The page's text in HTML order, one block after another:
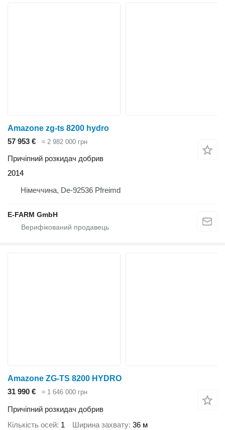
Amazone zg-ts 8200 hydro
57 953 €
≈ 2 982 000 грн
Причіпний розкидач добрив
2014
Німеччина, De-92536 Pfreimd
E-FARM GmbH
Amazone ZG-TS 8200 HYDRO
31 990 €
≈ 1 646 000 грн
Причіпний розкидач добрив
Кількість осей 1 Ширина захвату 36 м